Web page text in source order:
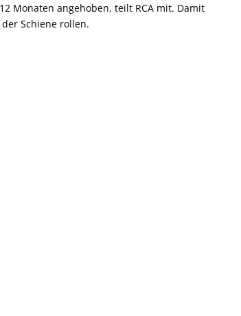
Monaten angehoben, teilt RCA mit. Damit
Schiene rollen.